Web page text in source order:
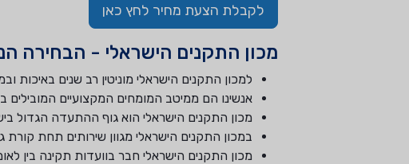
לקבלת הצעת מחיר לחץ כאן
מכון התקנים הישראלי - הבחירה
למכון התקנים הישראלי מוניטין רב שנים באיכות
אנשינו הם ממיטב המומחים המקצועיים המובילים
מכון התקנים הישראלי הוא גוף ההתעדה הגדול
במכון התקנים הישראלי מגוון שירותים תחת
מכון התקנים הישראלי חבר בוועדות תקינה בין